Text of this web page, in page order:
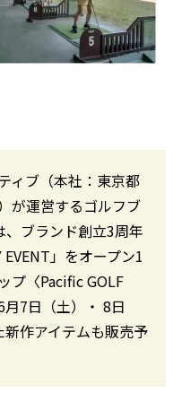
ィブ（本社：東京都
が運営するゴルフブ
、ブランド創立3周年
」をオープン1
プ〈Pacific GOLF
7日（土）・ 8日
新作アイテムも販売予